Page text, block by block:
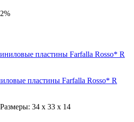
пластины Farfalla Rosso* R
Размеры: 34 x 33 x 14